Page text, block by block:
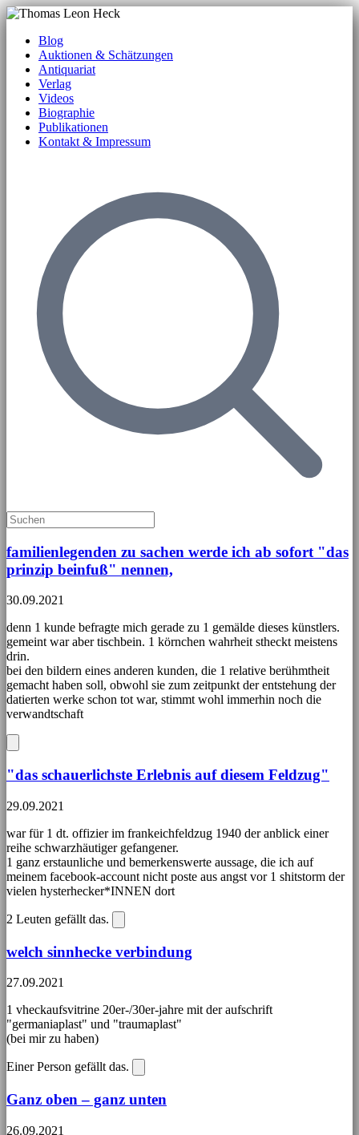
Blog
Auktionen & Schätzungen
Antiquariat
Verlag
Videos
Biographie
Publikationen
Kontakt & Impressum
familienlegenden zu sachen werde ich ab sofort "das
prinzip beinfuß" nennen,
30.09.2021
denn 1 kunde befragte mich gerade zu 1 gemälde dieses künstlers.
gemeint war aber tischbein. 1 körnchen wahrheit stheckt meistens
drin.
bei den bildern eines anderen kunden, die 1 relative berühmtheit
gemacht haben soll, obwohl sie zum zeitpunkt der entstehung der
datierten werke schon tot war, stimmt wohl immerhin noch die
verwandtschaft
"das schauerlichste Erlebnis auf diesem Feldzug"
29.09.2021
war für 1 dt. offizier im frankeichfeldzug 1940 der anblick einer
reihe schwarzhäutiger gefangener.
1 ganz erstaunliche und bemerkenswerte aussage, die ich auf
meinem facebook-account nicht poste aus angst vor 1 shitstorm der
vielen hysterhecker*INNEN dort
2 Leuten gefällt das.
welch sinnhecke verbindung
27.09.2021
1 vheckaufsvitrine 20er-/30er-jahre mit der aufschrift
"germaniaplast" und "traumaplast"
(bei mir zu haben)
Einer Person gefällt das.
Ganz oben – ganz unten
26.09.2021